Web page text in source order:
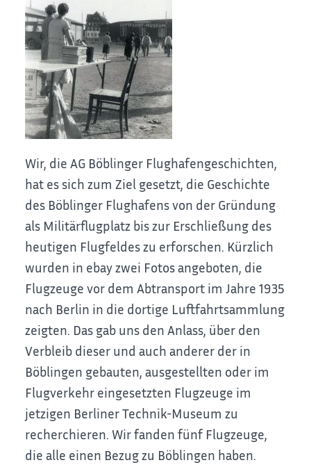
Wir, die AG Böblinger Flughafengeschichten,
hat es sich zum Ziel gesetzt, die Geschichte
des Böblinger Flughafens von der Gründung
als Militärflugplatz bis zur Erschließung des
heutigen Flugfeldes zu erforschen. Kürzlich
wurden in ebay zwei Fotos angeboten, die
Flugzeuge vor dem Abtransport im Jahre 1935
nach Berlin in die dortige Luftfahrtsammlung
zeigten. Das gab uns den Anlass, über den
Verbleib dieser und auch anderer der in
Böblingen gebauten, ausgestellten oder im
Flugverkehr eingesetzten Flugzeuge im
jetzigen Berliner Technik-Museum zu
recherchieren. Wir fanden fünf Flugzeuge,
die alle einen Bezug zu Böblingen haben.